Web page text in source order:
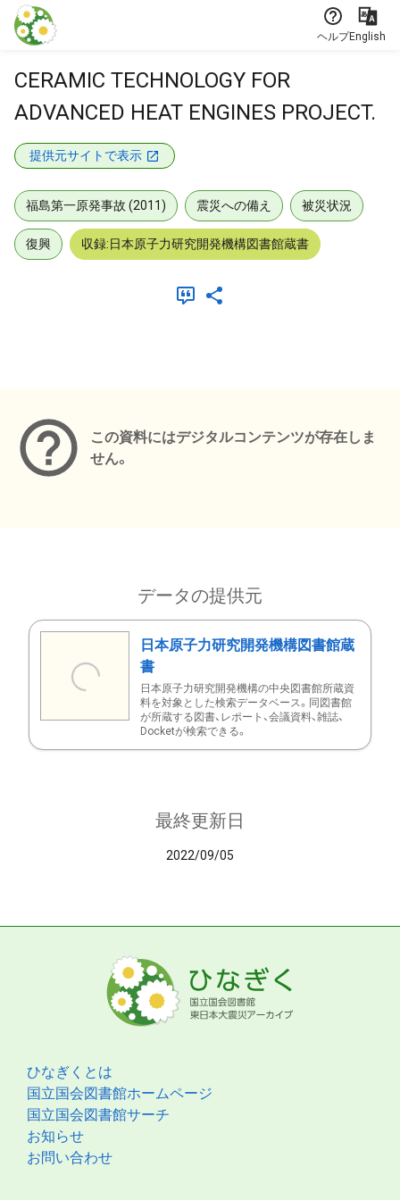
本文に飛ぶ
ヘルプEnglish
CERAMIC TECHNOLOGY FOR
ADVANCED HEAT ENGINES PROJECT.
提供元サイトで表示
福島第一原発事故 (2011) 震災への備え 被災状況
復興 収録:日本原子力研究開発機構図書館蔵書
この資料にはデジタルコンテンツが存在しま
せん。
データの提供元
日本原子力研究開発機構図書館蔵
書
日本原子力研究開発機構の中央図書館所蔵資
料を対象とした検索データベース。同図書館
が所蔵する図書、レポート、会議資料、雑誌、
Docketが検索できる。
最終更新日
2022/09/05
ひなぎくとは
国立国会図書館ホームページ
国立国会図書館サーチ
お知らせ
お問い合わせ